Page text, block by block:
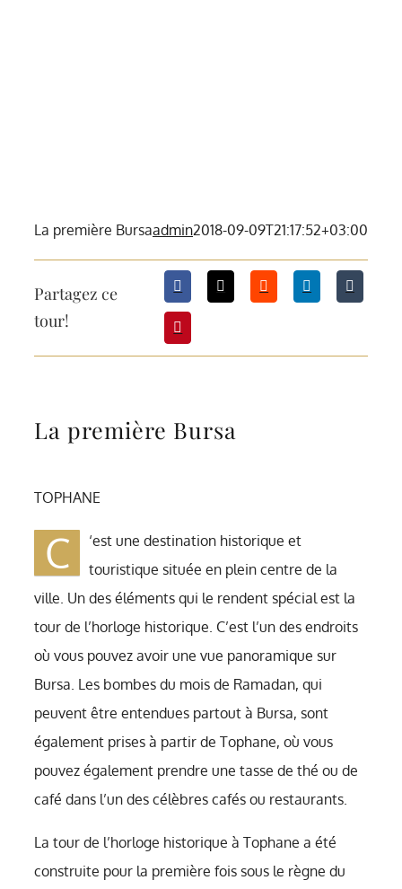
La première Bursaadmin2018-09-09T21:17:52+03:00
Partagez ce
tour!
La première Bursa
TOPHANE
C
‘est une destination historique et
touristique située en plein centre de la
ville. Un des éléments qui le rendent spécial est la
tour de l’horloge historique. C’est l’un des endroits
où vous pouvez avoir une vue panoramique sur
Bursa. Les bombes du mois de Ramadan, qui
peuvent être entendues partout à Bursa, sont
également prises à partir de Tophane, où vous
pouvez également prendre une tasse de thé ou de
café dans l’un des célèbres cafés ou restaurants.
La tour de l’horloge historique à Tophane a été
construite pour la première fois sous le règne du